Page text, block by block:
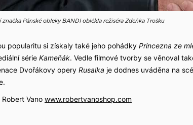
značka Pánské obleky BANDI oblékla režiséra Zdeňka Trošku
popularitu si získaly také jeho pohádky Princezna ze
série Kameňák. Vedle filmové tvorby se věnoval
Dvořákovy opery Rusalka je dodnes uváděna na
Robert Vano www.robertvanoshop.com